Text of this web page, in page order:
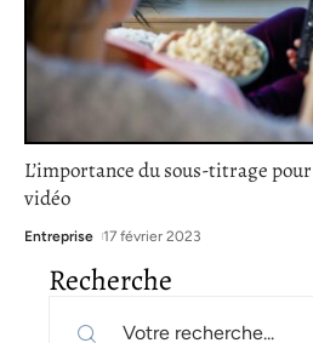
L’importance du sous-titrage
vidéo
Entreprise 17 février 2023
Recherche